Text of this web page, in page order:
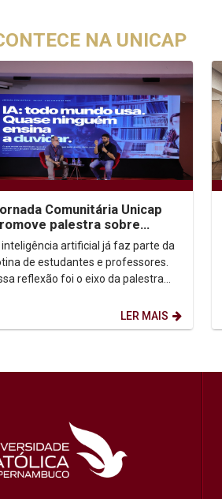
NA UNICAP
Comunitária Unicap
palestra sobre
com uso de IA
inteligência artificial já faz parte da
de estudantes e professores.
reflexão foi o eixo da palestra
LER MAIS